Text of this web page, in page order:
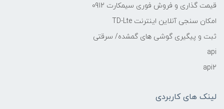
قیمت گذاری و فروش فوری سیمکارت 0912
امکان سنجی آنلاین اینترنت TD-Lte
ثبت و پیگیری گوشی های گمشده/ سرقتی
api
api2
لینک های کاربردی